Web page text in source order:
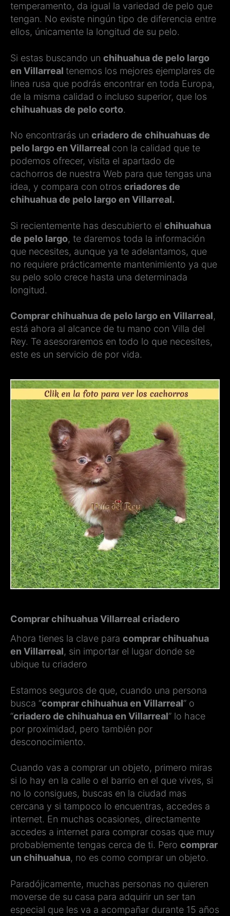
temperamento, da igual la variedad de pelo que
tengan. No existe ningún tipo de diferencia entre
ellos, únicamente la longitud de su pelo.
Si estas buscando un chihuahua de pelo largo
en Villarreal tenemos los mejores ejemplares de
linea rusa que podrás encontrar en toda Europa,
de la misma calidad o incluso superior, que los
chihuahuas de pelo corto.
No encontrarás un criadero de chihuahuas de
pelo largo en Villarreal con la calidad que te
podemos ofrecer, visita el apartado de
cachorros de nuestra Web para que tengas una
idea, y compara con otros criadores de
chihuahua de pelo largo en Villarreal.
Si recientemente has descubierto el chihuahua
de pelo largo, te daremos toda la información
que necesites, aunque ya te adelantamos, que
no requiere prácticamente mantenimiento ya que
su pelo solo crece hasta una determinada
longitud.
Comprar chihuahua de pelo largo en Villarreal,
está ahora al alcance de tu mano con Villa del
Rey. Te asesoraremos en todo lo que necesites,
este es un servicio de por vida.
Comprar chihuahua Villarreal criadero
Ahora tienes la clave para comprar chihuahua
en Villarreal, sin importar el lugar donde se
ubique tu criadero
Estamos seguros de que, cuando una persona
busca “comprar chihuahua en Villarreal” o
“criadero de chihuahua en Villarreal” lo hace
por proximidad, pero también por
desconocimiento.
Cuando vas a comprar un objeto, primero miras
si lo hay en la calle o el barrio en el que vives, si
no lo consigues, buscas en la ciudad mas
cercana y si tampoco lo encuentras, accedes a
internet. En muchas ocasiones, directamente
accedes a internet para comprar cosas que muy
probablemente tengas cerca de ti. Pero comprar
un chihuahua, no es como comprar un objeto.
Paradójicamente, muchas personas no quieren
moverse de su casa para adquirir un ser tan
especial que les va a acompañar durante 15 años